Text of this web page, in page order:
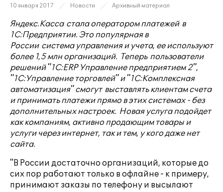
10 января 2017 Новости Архивный материал
Яндекс.Касса стала оператором платежей в
1С:Предприятии. Это популярная в
России система управления и учета, ее используют
более 1,5 млн организаций. Теперь пользователи
решений "1С:ERP Управление предприятием 2",
"1С:Управление торговлей" и "1С:Комплексная
автоматизация" смогут выставлять клиентам счета
и принимать платежи прямо в этих системах - без
дополнительных настроек. Новая услуга подойдет
как компаниям, активно продающим товары и
услуги через интернет, так и тем, у кого даже нет
сайта.
"В России достаточно организаций, которые до
сих пор работают только в офлайне - к примеру,
принимают заказы по телефону и высылают